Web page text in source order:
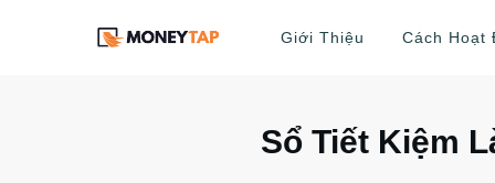
Giới Thiệu Cách Hoạt
Sổ Tiết Kiệm